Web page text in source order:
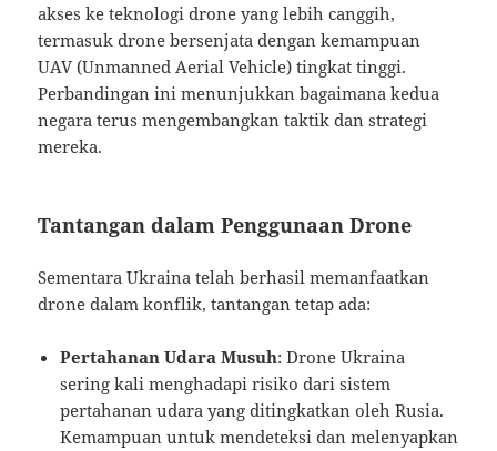
akses ke teknologi drone yang lebih canggih,
termasuk drone bersenjata dengan kemampuan
UAV (Unmanned Aerial Vehicle) tingkat tinggi.
Perbandingan ini menunjukkan bagaimana kedua
negara terus mengembangkan taktik dan strategi
mereka.
Tantangan dalam Penggunaan Drone
Sementara Ukraina telah berhasil memanfaatkan
drone dalam konflik, tantangan tetap ada:
Pertahanan Udara Musuh: Drone Ukraina
sering kali menghadapi risiko dari sistem
pertahanan udara yang ditingkatkan oleh Rusia.
Kemampuan untuk mendeteksi dan melenyapkan